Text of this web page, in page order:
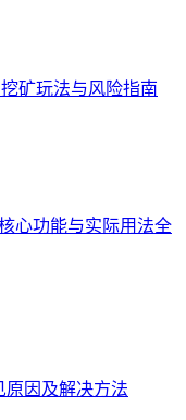
矿玩法与风险指南
心功能与实际用法全
原因及解决方法